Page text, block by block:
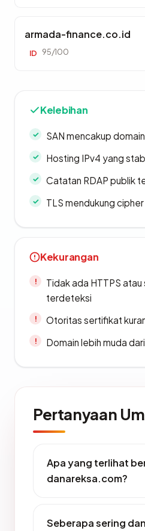
armada-finance.co.id
ID 95/100
Kelebihan
SAN mencakup
Hosting IPv4 yang
Catatan RDAP publik
TLS mendukung
Kekurangan
Tidak ada HTTPS
terdeteksi
Otoritas sertifikat
Domain lebih muda
Pertanyaan
Apa yang terlihat
danareksa.com?
Seberapa sering